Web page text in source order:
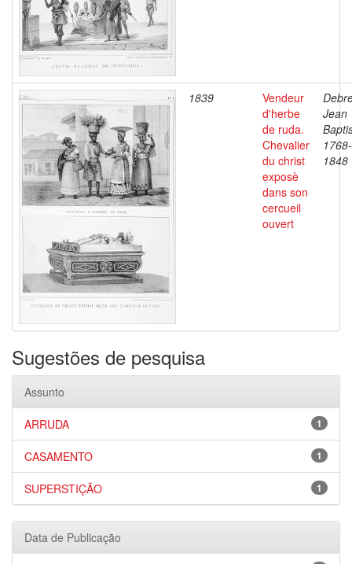
1839
Vendeur
d'herbe
de ruda.
Chevalier
du christ
exposè
dans son
cercueil
ouvert
Jean
1768-
1848
Sugestões de pesquisa
Assunto
1
ARRUDA
1
CASAMENTO
1
SUPERSTIÇÃO
Data de Publicação